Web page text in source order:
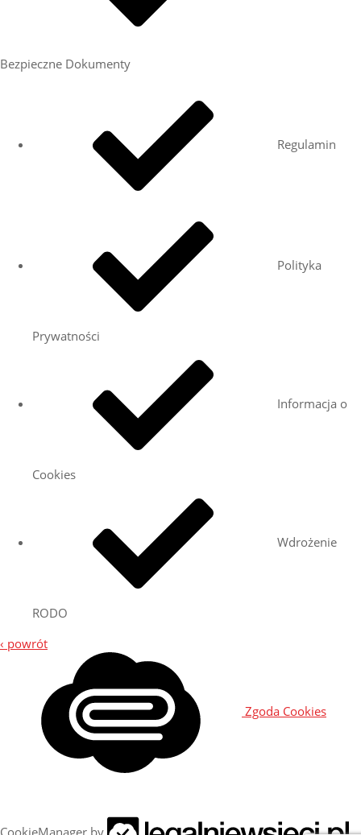
Bezpieczne Dokumenty
Regulamin
Polityka
Prywatności
Informacja o
Cookies
Wdrożenie
RODO
‹ powrót
Zgoda Cookies